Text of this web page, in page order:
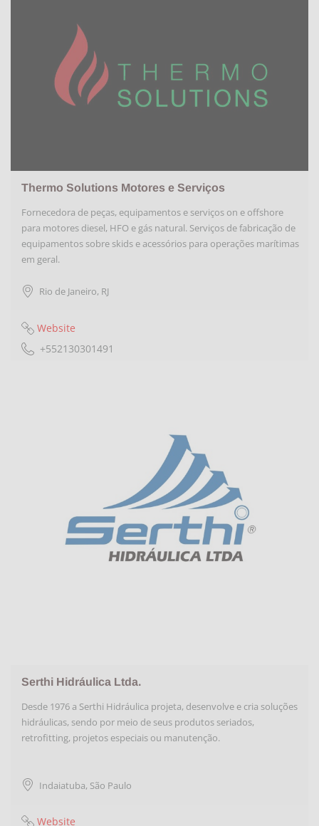
Thermo Solutions Motores e Serviços
Fornecedora de peças, equipamentos e serviços on e offshore
para motores diesel, HFO e gás natural. Serviços de fabricação de
equipamentos sobre skids e acessórios para operações marítimas
em geral.
Rio de Janeiro, RJ
Website
+552130301491
Serthi Hidráulica Ltda.
Desde 1976 a Serthi Hidráulica projeta, desenvolve e cria soluções
hidráulicas, sendo por meio de seus produtos seriados,
retrofitting, projetos especiais ou manutenção.
Indaiatuba, São Paulo
Website